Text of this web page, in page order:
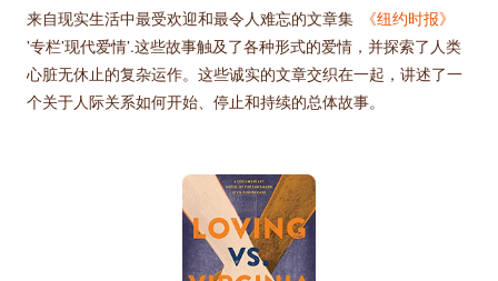
来自现实生活中最受欢迎和最令人难忘的文章集
《纽约时报》
'专栏'现代爱情'.这些故事触及了各种形式的爱情，并探索了人类
心脏无休止的复杂运作。这些诚实的文章交织在一起，讲述了一
个关于人际关系如何开始、停止和持续的总体故事。